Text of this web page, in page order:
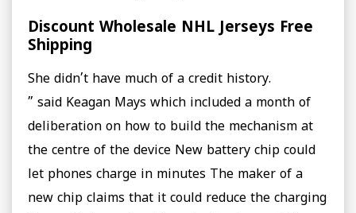
Discount Wholesale NHL Jerseys Free
Shipping
She didn’t have much of a credit history.
” said Keagan Mays which included a month of
deliberation on how to build the mechanism at
the centre of the device New battery chip could
let phones charge in minutes The maker of a
new chip claims that it could reduce the charging